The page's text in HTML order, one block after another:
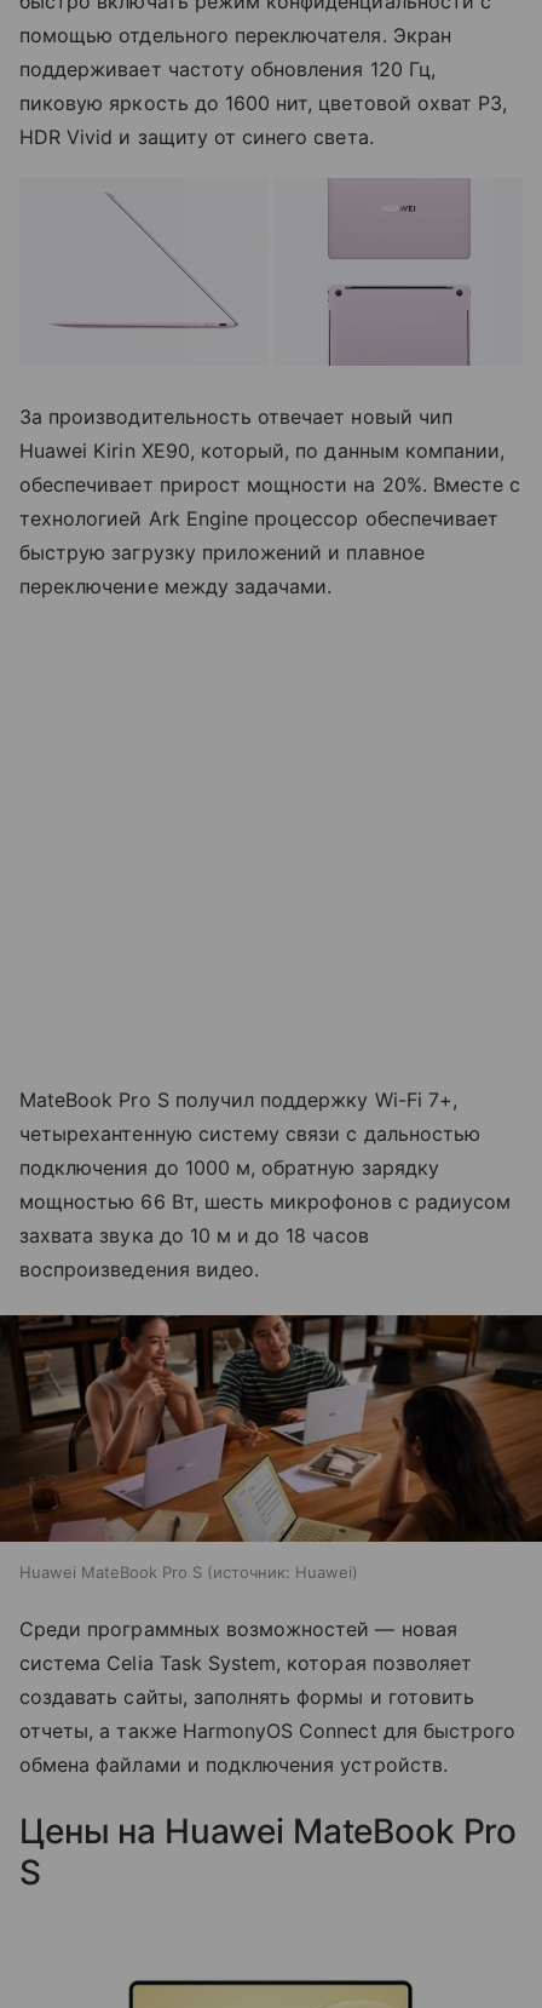
помощью отдельного переключателя. Экран
поддерживает частоту обновления 120 Гц,
пиковую яркость до 1600 нит, цветовой охват P3,
HDR Vivid и защиту от синего света.
За производительность отвечает новый чип
Huawei Kirin XE90, который, по данным компании,
обеспечивает прирост мощности на 20%. Вместе с
технологией Ark Engine процессор обеспечивает
быструю загрузку приложений и плавное
переключение между задачами.
MateBook Pro S получил поддержку Wi-Fi 7+,
четырехантенную систему связи с дальностью
подключения до 1000 м, обратную зарядку
мощностью 66 Вт, шесть микрофонов с радиусом
захвата звука до 10 м и до 18 часов
воспроизведения видео.
Huawei MateBook Pro S источник: Huawei
Среди программных возможностей — новая
система Celia Task System, которая позволяет
создавать сайты, заполнять формы и готовить
отчеты, а также HarmonyOS Connect для быстрого
обмена файлами и подключения устройств.
Цены на Huawei MateBook Pro
S